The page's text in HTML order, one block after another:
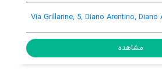
23, Diano Arentino, Diano Arentino, Italy, 18013